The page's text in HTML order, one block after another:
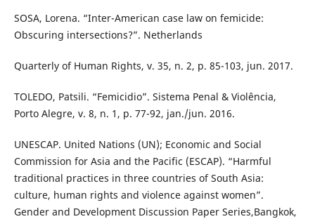
SOSA, Lorena. “Inter-American case law on femicide:
Obscuring intersections?”. Netherlands
Quarterly of Human Rights, v. 35, n. 2, p. 85-103, jun. 2017.
TOLEDO, Patsili. “Femicidio”. Sistema Penal & Violência,
Porto Alegre, v. 8, n. 1, p. 77-92, jan./jun. 2016.
UNESCAP. United Nations (UN); Economic and Social
Commission for Asia and the Pacific (ESCAP). “Harmful
traditional practices in three countries of South Asia:
culture, human rights and violence against women”.
Gender and Development Discussion Paper Series,Bangkok,